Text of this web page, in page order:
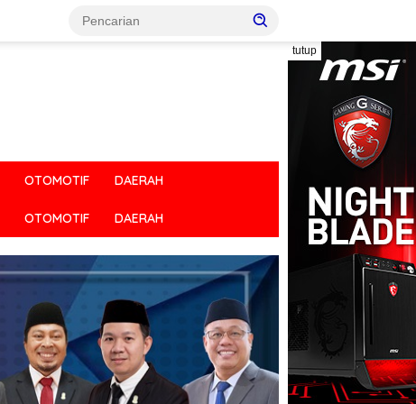
tutup
OTOMOTIF DAERAH
OTOMOTIF DAERAH